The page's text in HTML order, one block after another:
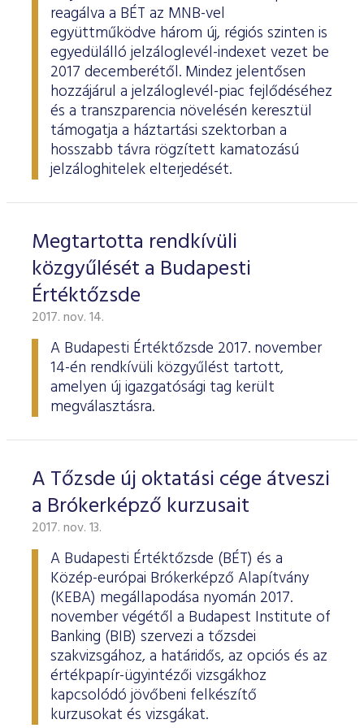
reagálva a BÉT az MNB-vel
együttműködve három új, régiós szinten is
egyedülálló jelzáloglevél-indexet vezet be
2017 decemberétől. Mindez jelentősen
hozzájárul a jelzáloglevél-piac fejlődéséhez
és a transzparencia növelésén keresztül
támogatja a háztartási szektorban a
hosszabb távra rögzített kamatozású
jelzáloghitelek elterjedését.
Megtartotta rendkívüli
közgyűlését a Budapesti
Értéktőzsde
2017. nov. 14.
A Budapesti Értéktőzsde 2017. november
14-én rendkívüli közgyűlést tartott,
amelyen új igazgatósági tag került
megválasztásra.
A Tőzsde új oktatási cége átveszi
a Brókerképző kurzusait
2017. nov. 13.
A Budapesti Értéktőzsde (BÉT) és a
Közép-európai Brókerképző Alapítvány
(KEBA) megállapodása nyomán 2017.
november végétől a Budapest Institute of
Banking (BIB) szervezi a tőzsdei
szakvizsgához, a határidős, az opciós és az
értékpapír-ügyintézői vizsgákhoz
kapcsolódó jövőbeni felkészítő
kurzusokat és vizsgákat.